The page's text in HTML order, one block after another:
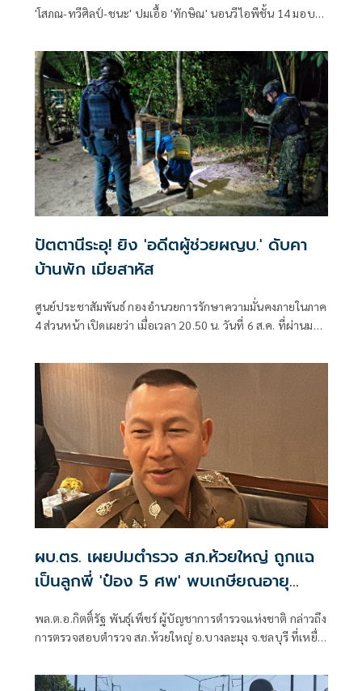
'โสภณ-ทวีศิลป์-ชนะ' ปมเอื้อ 'ทักษิณ' นอนวีไอพีชั้น 14 มอบ
ปัตตานีระอุ! ยิง 'อดีตผู้ช่วยผญบ.' ดับคา
บ้านพัก เมียสาหัส
ศูนย์ประชาสัมพันธ์ กองอำนวยการรักษาความมั่นคงภายในภาค
4 ส่วนหน้า เปิดเผยว่า เมื่อเวลา 20.50 น. วันที่ 6 ส.ค. ที่ผ่านมา
อาแว อดีตผู้ช่วยผู้ใหญ่บ้านหมู่ที่ 5
ผบ.ตร. เผยปมตำรวจ สภ.ห้วยใหญ่ ถูกแฉ
เป็นลูกพี่ 'ป๋อง 5 ศพ' พบเกษียณอายุ
ตั้งแต่ปี 57
พล.ต.อ.กิตติ์รัฐ พันธุ์เพ็ชร์ ผู้บัญชาการตำรวจแห่งชาติ กล่าวถึง
การตรวจสอบตำรวจ สภ.ห้วยใหญ่ อ.บางละมุง จ.ชลบุรี ที่เหยื่อ
มาระบุว่า นายป๋องเป็นเด็กเดินยาของตำรวจ สภ.ห้วยใหญ่